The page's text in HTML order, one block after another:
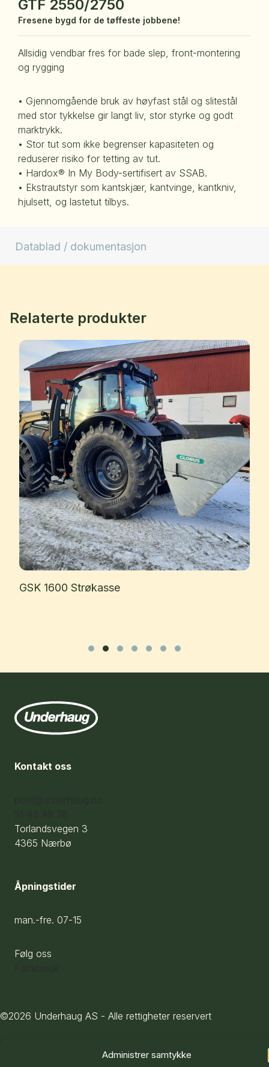
Administrer samtykke
GTF 2550/2750
Fresene bygd for de tøffeste jobbene!
Allsidig vendbar fres for bade slep, front-montering
og rygging
• Gjennomgående bruk av høyfast stål og slitestål
med stor tykkelse gir langt liv, stor styrke og godt
marktrykk.
• Stor tut som ikke begrenser kapasiteten og
reduserer risiko for tetting av tut.
• Hardox® In My Body-sertifisert av SSAB.
• Ekstrautstyr som kantskjær, kantvinge, kantkniv,
hjulsett, og lastetut tilbys.
Datablad / dokumentasjon
Relaterte produkter
GSK 1600 Strøkasse
Kontakt oss
Torlandsvegen 3
4365 Nærbø
Åpningstider
man.-fre. 07-15
Følg oss
©2026 Underhaug AS - Alle rettigheter reservert